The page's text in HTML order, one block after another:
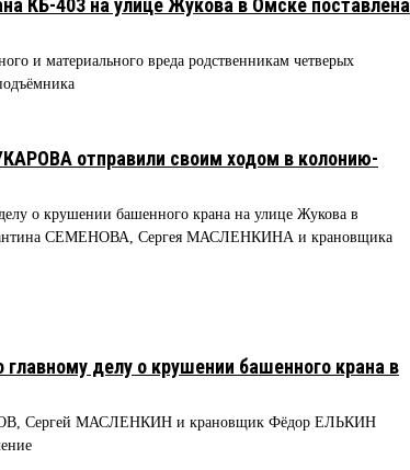
КБ-403 на улице Жукова в Омске поставлена
и материального вреда родственникам четверых
отправили своим ходом в колонию-
о крушении башенного крана на улице Жукова в
СЕМЕНОВА, Сергея МАСЛЕНКИНА и крановщика
главному делу о крушении башенного крана в
Сергей МАСЛЕНКИН и крановщик Фёдор ЕЛЬКИН